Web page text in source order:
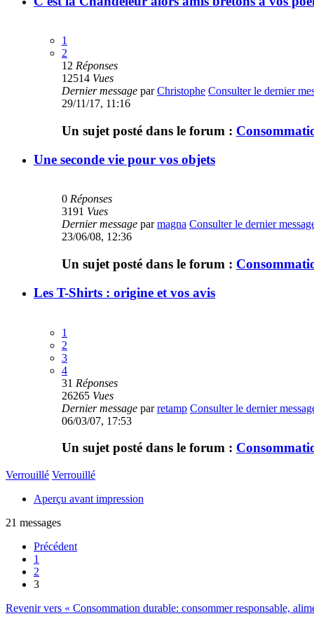
1
2
12 Réponses
12514 Vues
Dernier message parChristophe Consulter le dernier
29/11/17, 11:16
Un sujet posté dans le forum :
Une seconde vie pour vos objets
0 Réponses
3191 Vues
Dernier message parmagna Consulter le dernier
23/06/08, 12:36
Un sujet posté dans le forum :
Les T-Shirts : origine et vos avis
1
2
3
4
31 Réponses
26265 Vues
Dernier message parretamp Consulter le dernier
06/03/07, 17:53
Un sujet posté dans le forum :
Verrouillé Verrouillé
Aperçu avant impression
21 messages
Précédent
1
2
3
Revenir vers « Consommation durable: consommer responsable,